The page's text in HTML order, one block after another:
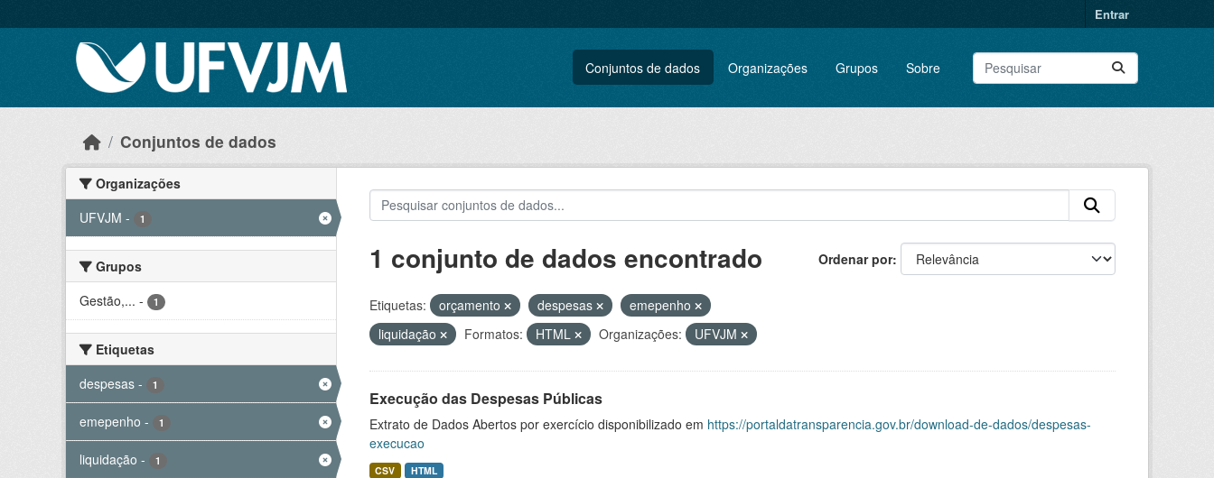
Entrar
Conjuntos de dados Organizações Grupos Sobre
Conjuntos de dados
Organizações
UFVJM - 1
Grupos
Gestão,... - 1
Etiquetas
despesas - 1
emepenho - 1
liquidação - 1
Ordenar por
1 conjunto de dados encontrado
Etiquetas: orçamento despesas
emepenho
liquidação
Formatos: HTML Organizações: UFVJM
Execução das Despesas Públicas
Extrato de Dados Abertos por exercício disponibilizado em https://portaldatransparencia.gov.br/download-de-dados/despesas-
execucao
CSV HTML